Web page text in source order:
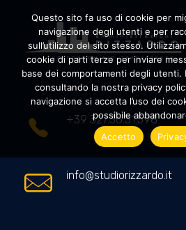
Amministrazioni Rizzardo
+39 327.36.31.598
info@studiorizzardo.it
Questo sito fa uso di cookie per
navigazione degli utenti e per
sull’utilizzo del sito stesso.
cookie di parti terze per inviare
base dei comportamenti degli
consultando la nostra privacy
navigazione si accetta l’uso dei
possibile
Accetto